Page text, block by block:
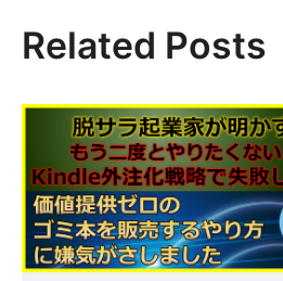
ビ
ー
ョ
ン
Related Posts